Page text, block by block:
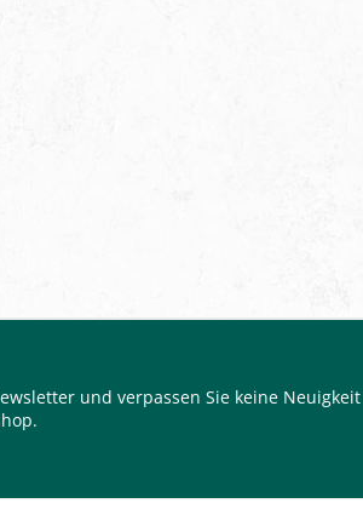
und verpassen Sie keine Neuigkeit